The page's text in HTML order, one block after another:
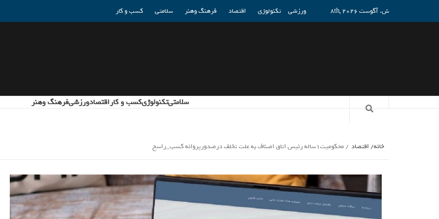
ش. آگوست 8th, 2026 ورزشی تکنولوژی اقتصاد فرهنگ وهنر سلامتی کسب و کار
سلامتیتکنولوژیکسب و کاراقتصادورزشیفرهنگ وهنر
خانه اقتصاد محکومیت1ساله رئیس اتاق اصناف به علت تخلف درصدورپروانه کسب_راسخ